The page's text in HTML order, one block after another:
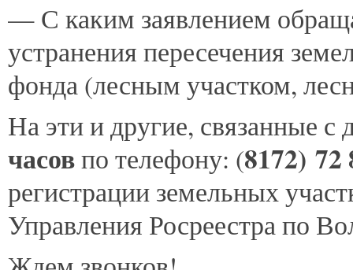
— С каким заявлением
устранения пересечения
фонда (лесным участком,
На эти и другие, связанные
часовпо телефону: (8172) 72
регистрации земельных
Управления Росреестра по